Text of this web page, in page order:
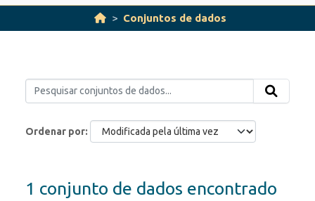
Conjuntos de dados
Ordenar por
1 conjunto de dados encontrado